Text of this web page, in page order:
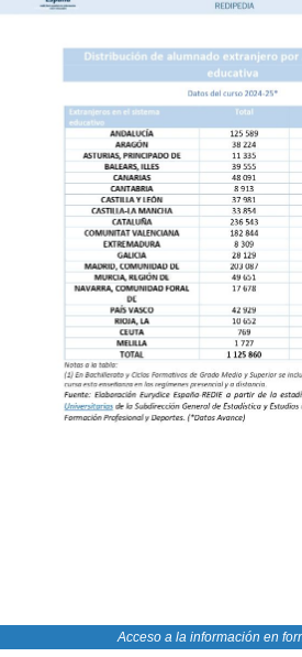
Acceso a la información en